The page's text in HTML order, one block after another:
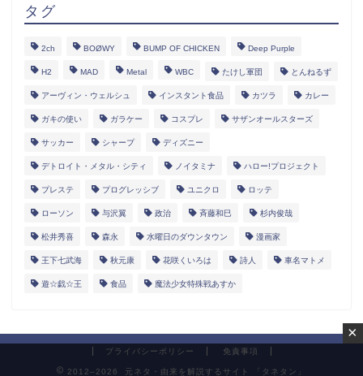
タグ
2ch BOØWY BUMP OF CHICKEN Deep Purple
H2 MAD Metal WBC たけし軍団 とんねるず
アーヴィン・ウェルシュ インスタント食品 カツラ カレー
ガキの使い ガラケー コスプレ サザンオールスターズ
サッカー シャープ ディズニー
デトロイト・メタル・シティ ノイタミナ ハロー!プロジェクト
プレステ プログレッシブ ユニクロ ロッテ
ローソン 与沢翼 政治 斉藤和巳 杉内俊哉
松井秀喜 森永 水曜日のダウンタウン 漫画家
王下七武海 秋元康 花咲くいろは 詩人 車名マトメ
遊☆戯☆王 食品 魔法少女特殊戦あすか
プライバシーポリシー 免責事項
2012–2026 元ネタ・由来を解説するサイト 「タネタン」
×